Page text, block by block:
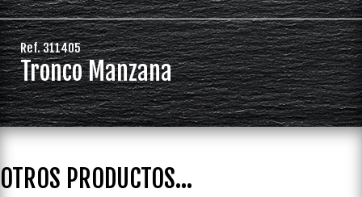
Ref. 311405
Tronco Manzana
OTROS PRODUCTOS...